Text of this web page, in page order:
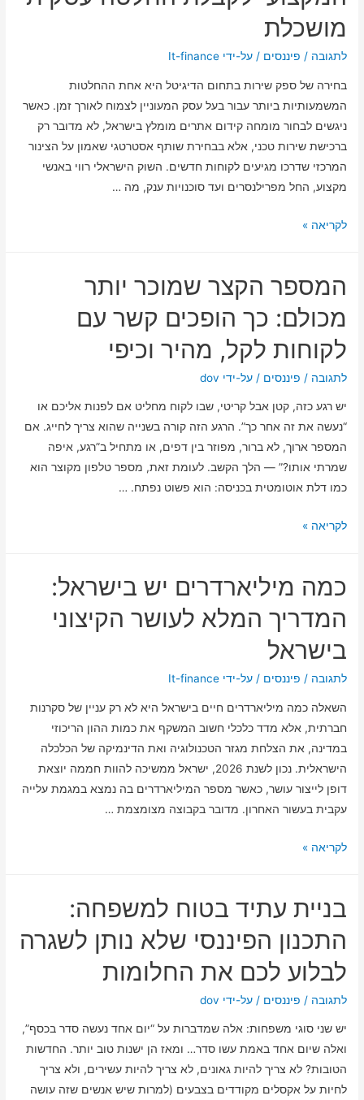
בדרך
(וגגם
מושכלת
לתגובה / פיננסים / על-ידי It-finance
בחירה של ספק שירות בתחום הדיגיטל היא אחת ההחלטות
המשמעותיות ביותר עבור בעל עסק המעוניין לצמוח לאורך זמן. כאשר
ניגשים לבחור מומחה קידום אתרים מומלץ בישראל, לא מדובר רק
ברכישת שירות טכני, אלא בבחירת שותף אסטרטגי שאמון על הצינור
המרכזי שדרכו מגיעים לקוחות חדשים. השוק הישראלי רווי באנשי
מקצוע, החל מפרילנסרים ועד סוכנויות ענק, מה …
איך
קידום
מומלץ
בישראל:
המדריך
המקצועי
לקבלת
החלטה
עסקית
מושכלת
לקריאה »
המספר הקצר שמוכר יותר
מכולם: כך הופכים קשר עם
לקוחות לקל, מהיר וכיפי
לתגובה / פיננסים / על-ידי dov
יש רגע כזה, קטן אבל קריטי, שבו לקוח מחליט אם לפנות אליכם או
“נעשה את זה אחר כך”. הרגע הזה קורה בשנייה שהוא צריך לחייג. אם
המספר ארוך, לא ברור, מפוזר בין דפים, או מתחיל ב”רגע, איפה
שמרתי אותו?” — הלך הקשב. לעומת זאת, מספר טלפון מקוצר הוא
כמו דלת אוטומטית בכניסה: הוא פשוט נפתח. …
המספר
יותר
כך
הופכים
לקוחות
לקל,
מהיר
וכיפי
לקריאה »
כמה מיליארדרים יש בישראל:
המדריך המלא לעושר הקיצוני
בישראל
לתגובה / פיננסים / על-ידי It-finance
השאלה כמה מיליארדרים חיים בישראל היא לא רק עניין של סקרנות
חברתית, אלא מדד כלכלי חשוב המשקף את כמות ההון הריכוזי
במדינה, את הצלחת מגזר הטכנולוגיה ואת הדינמיקה של הכלכלה
הישראלית. נכון לשנת 2026, ישראל ממשיכה להוות חממה יוצאת
דופן לייצור עושר, כאשר מספר המיליארדרים בה נמצא במגמת עלייה
עקבית בעשור האחרון. מדובר בקבוצה מצומצמת …
כמה
בישראל:
המלא
לעושר
לקריאה »
בניית עתיד בטוח למשפחה:
התכנון הפיננסי שלא נותן לשגרה
לבלוע לכם את החלומות
לתגובה / פיננסים / על-ידי dov
יש שני סוגי משפחות: אלה שמדברות על “יום אחד נעשה סדר בכסף”,
ואלה שיום אחד באמת עשו סדר… ומאז הן ישנות טוב יותר. החדשות
הטובות? לא צריך להיות גאונים, לא צריך להיות עשירים, ולא צריך
לחיות על אקסלים מקודדים בצבעים (למרות שיש אנשים שזה עושה